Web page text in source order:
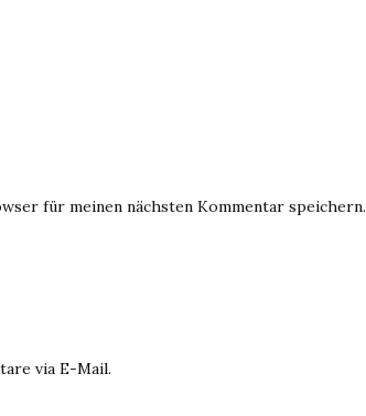
für meinen nächsten Kommentar speichern.
via E-Mail.